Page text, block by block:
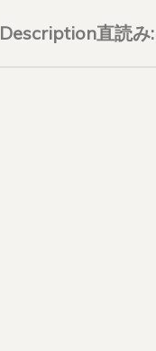
Description直読